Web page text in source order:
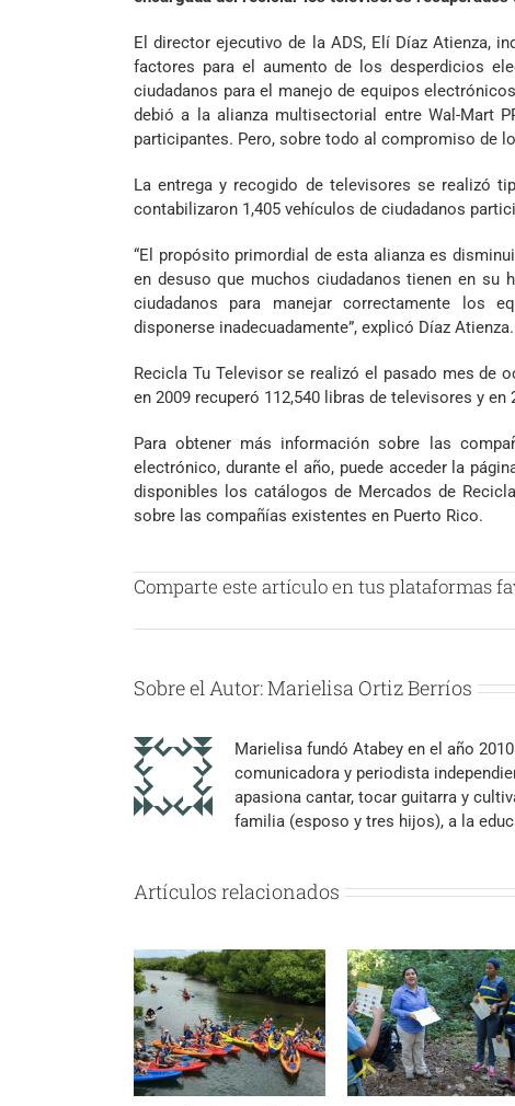
El director ejecutivo de la ADS, Elí Díaz Atienza,
factores para el aumento de los desperdicios
ciudadanos para el manejo de equipos
debió a la alianza multisectorial entre Wal-Mart
participantes. Pero, sobre todo al compromiso de
La entrega y recogido de televisores se realizó
contabilizaron 1,405 vehículos de ciudadanos
“El propósito primordial de esta alianza es
en desuso que muchos ciudadanos tienen en su
ciudadanos para manejar correctamente los
disponerse inadecuadamente”, explicó Díaz Atienza.
Recicla Tu Televisor se realizó el pasado mes de
en 2009 recuperó 112,540 libras de televisores y en
Para obtener más información sobre las
electrónico, durante el año, puede acceder la
disponibles los catálogos de Mercados de
sobre las compañías existentes en Puerto Rico.
Comparte este artículo en tus plataformas
Sobre el Autor:Marielisa Ortiz Berríos
Marielisa fundó Atabey en el año
comunicadora y periodista
apasiona cantar, tocar guitarra y
familia (esposo y tres hijos), a la
Artículos relacionados